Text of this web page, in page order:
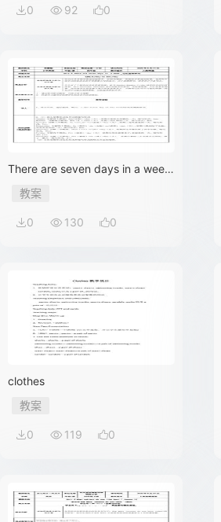
0 92 0
There are seven days in a week.
记忆星期单词
教案
0 130 0
clothes
教案
0 119 0